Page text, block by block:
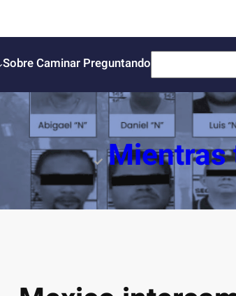
Sobre Caminar Preguntando
u
s
c
a
r
Mientras